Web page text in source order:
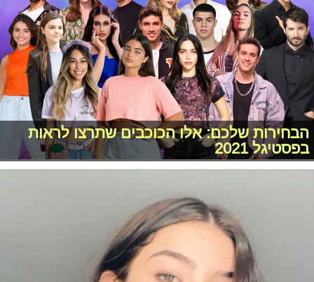
הבחירות שלכם: אלו הכוכבים שתרצו לראות
בפסטיגל 2021